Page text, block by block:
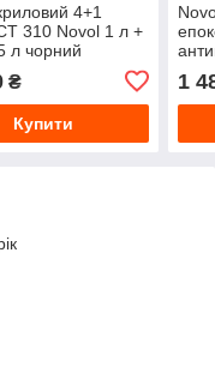
4+1
310 Novol 1 л +
л чорний
₴
Купити
1